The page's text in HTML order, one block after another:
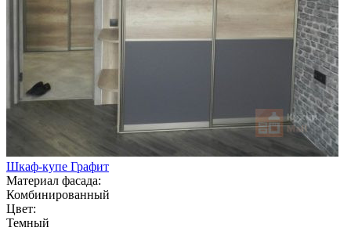
Шкаф-купе Графит
Материал фасада:
Комбинированный
Цвет:
Темный